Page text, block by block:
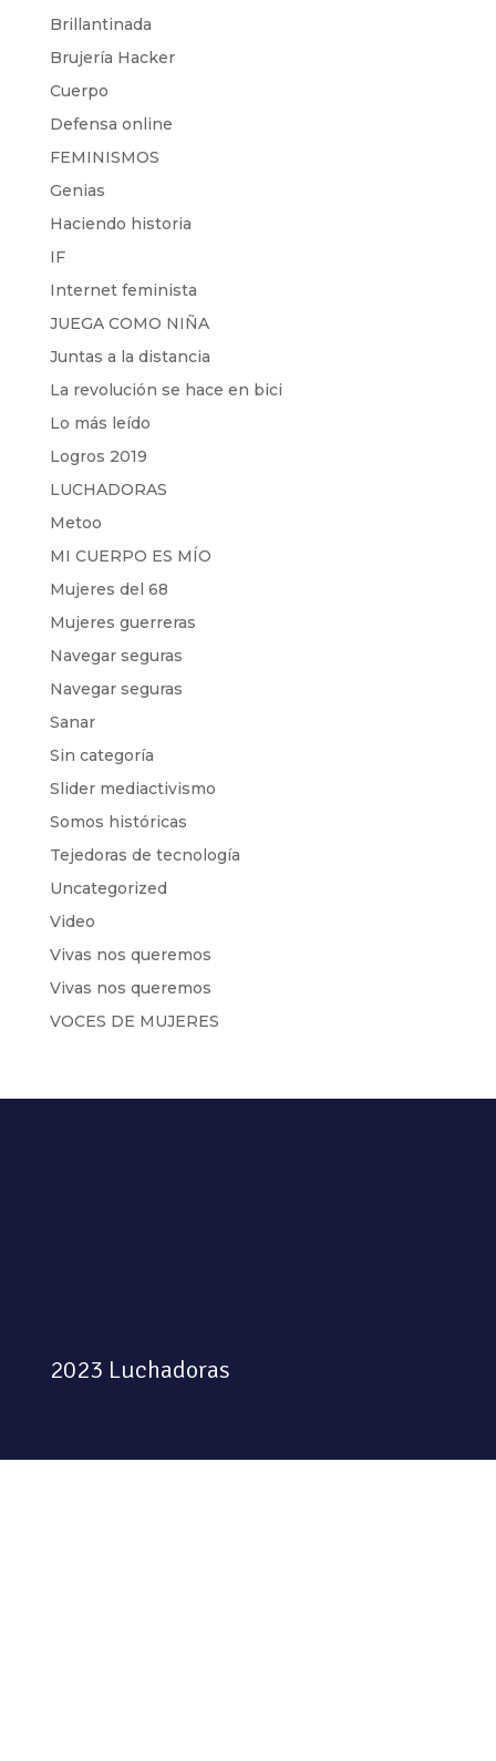
Brillantinada
Brujería Hacker
Cuerpo
Defensa online
FEMINISMOS
Genias
Haciendo historia
IF
Internet feminista
JUEGA COMO NIÑA
Juntas a la distancia
La revolución se hace en bici
Lo más leído
Logros 2019
LUCHADORAS
Metoo
MI CUERPO ES MÍO
Mujeres del 68
Mujeres guerreras
Navegar seguras
Navegar seguras
Sanar
Sin categoría
Slider mediactivismo
Somos históricas
Tejedoras de tecnología
Uncategorized
Video
Vivas nos queremos
Vivas nos queremos
VOCES DE MUJERES
2023 Luchadoras